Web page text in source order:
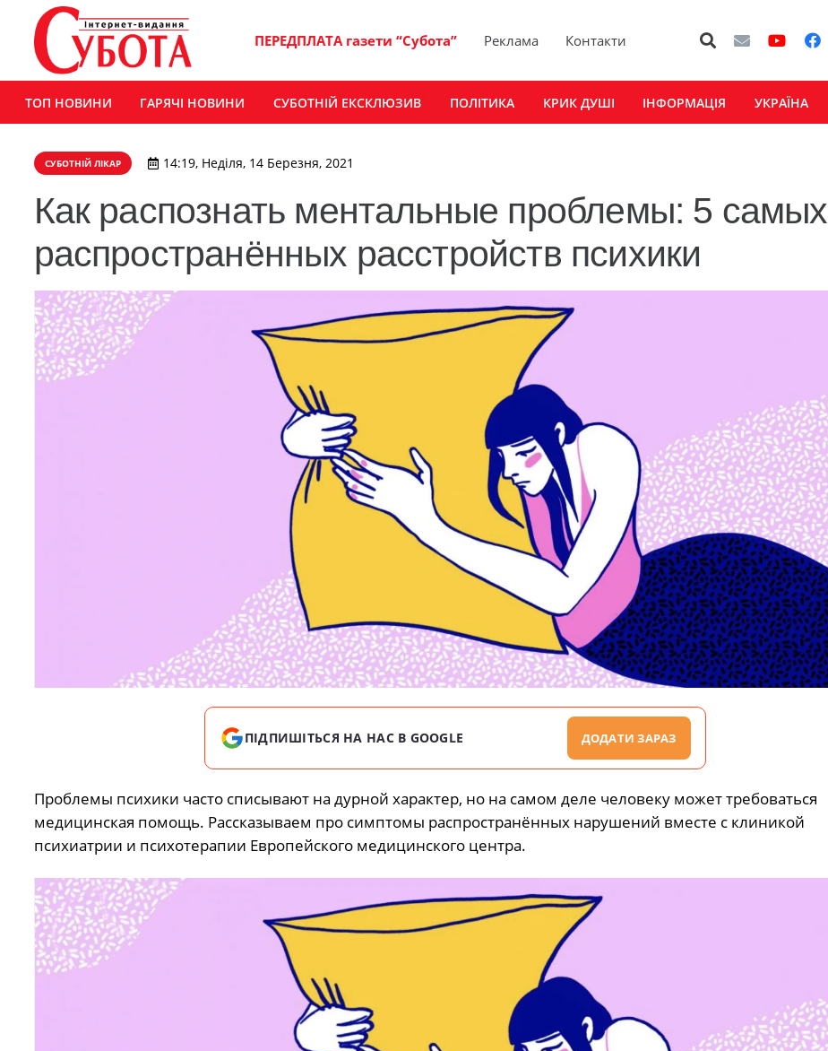
ПЕРЕДПЛАТА газети “Субота” Реклама Контакти
ТОП НОВИНИ ГАРЯЧІ НОВИНИ СУБОТНІЙ ЕКСКЛЮЗИВ ПОЛІТИКА КРИК ДУШІ ІНФОРМАЦІЯ УКРАЇНА
СУБОТНІЙ ЛІКАР 14:19, Неділя, 14 Березня, 2021
Как распознать ментальные проблемы: 5 самых
распространённых расстройств психики
ПІДПИШІТЬСЯ НА НАС В GOOGLE ДОДАТИ ЗАРАЗ
Проблемы психики часто списывают на дурной характер, но на самом деле человеку может требоваться
медицинская помощь. Рассказываем про симптомы распространённых нарушений вместе с клиникой
психиатрии и психотерапии Европейского медицинского центра.